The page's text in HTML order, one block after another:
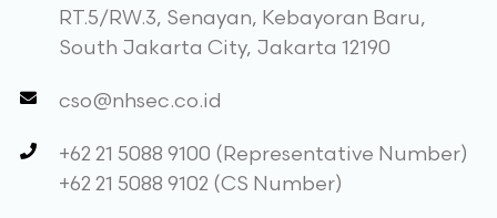
RT.5/RW.3, Senayan, Kebayoran Baru,
South Jakarta City, Jakarta 12190
cso@nhsec.co.id
+62 21 5088 9100 (Representative Number)
+62 21 5088 9102 (CS Number)